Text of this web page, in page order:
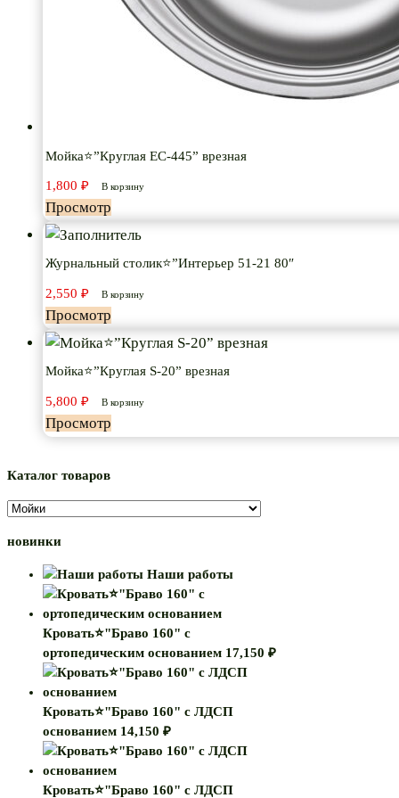
Мойка⭐”Круглая ЕС-445” врезная
1,800 ₽ В корзину
Просмотр
Журнальный столик⭐”Интерьер 51-21 80″
2,550 ₽ В корзину
Просмотр
Мойка⭐”Круглая S-20” врезная
5,800 ₽ В корзину
Просмотр
Каталог товаров
новинки
Наши работы
Кровать⭐"Браво 160" с
ортопедическим основанием 17,150 ₽
Кровать⭐"Браво 160" с ЛДСП
основанием 14,150 ₽
Кровать⭐"Браво 160" с ЛДСП